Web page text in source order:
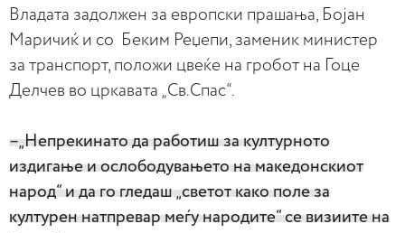
Владата задолжен за европски прашања, Бојан
Маричиќ и со Беким Реџепи, заменик министер
за транспорт, положи цвеќе на гробот на Гоце
Делчев во цркавата „Св.Спас“.
–„Непрекинато да работиш за културното
издигање и ослободувањето на македонскиот
народ“ и да го гледаш „светот како поле за
културен натпревар меѓу народите“ се визиите на